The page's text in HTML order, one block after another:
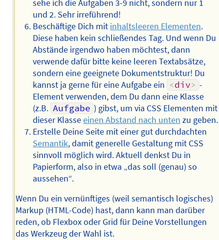
sehe ich die Aufgaben 3-9 nicht, sondern nur 1
und 2. Sehr irreführend!
Beschäftige Dich mit inhaltsleeren Elementen.
Diese haben kein schließendes Tag. Und wenn Du
Abstände irgendwo haben möchtest, dann
verwende dafür bitte keine leeren Textabsätze,
sondern eine geeignete Dokumentstruktur! Du
kannst ja gerne für eine Aufgabe ein <div> -
Element verwenden, dem Du dann eine Klasse
(z.B. Aufgabe ) gibst, um via CSS Elementen mit
dieser Klasseeinen Abstand nach unten zu geben.
Erstelle Deine Seite mit einer gut durchdachten
Semantik, damit generelle Gestaltung mit CSS
sinnvoll möglich wird. Aktuell denkst Du in
Papierform, also in etwa „das soll (genau) so
aussehen“.
Wenn Du ein vernünftiges (weil semantisch logisches)
Markup (HTML-Code) hast, dann kann man darüber
reden, ob Flexbox oder Grid für Deine Vorstellungen
das Werkzeug der Wahl ist.